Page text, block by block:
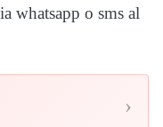
whatsapp o sms al
›